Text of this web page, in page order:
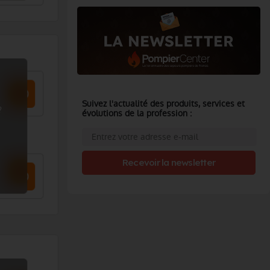
Suivez l'actualité des produits, services et
évolutions de la profession :
Recevoir la newsletter